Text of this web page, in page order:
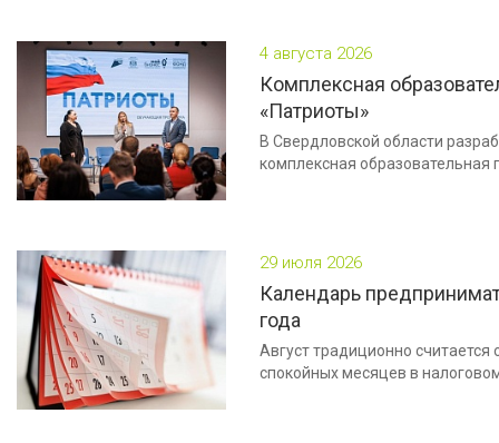
4 августа 2026
Комплексная
«Патриоты»
В Свердловской области
комплексная образовательная
29 июля 2026
Календарь
года
Август традиционно
спокойных месяцев в